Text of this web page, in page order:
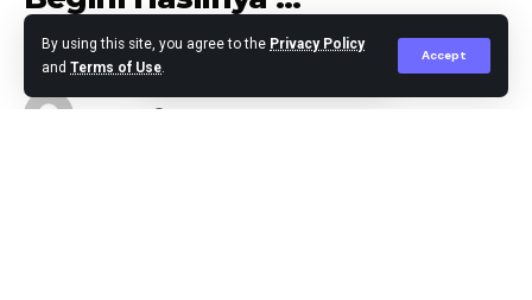
By using this site, you agree to the Privacy Policy
and Terms of Use.
Accept